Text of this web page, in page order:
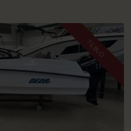
TILBUD